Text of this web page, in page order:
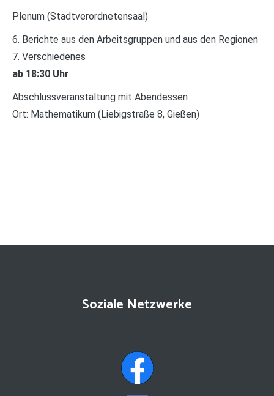
Plenum (Stadtverordnetensaal)
6. Berichte aus den Arbeitsgruppen und aus den Regionen
7. Verschiedenes
ab 18:30 Uhr
Abschlussveranstaltung mit Abendessen
Ort: Mathematikum (Liebigstraße 8, Gießen)
Soziale Netzwerke